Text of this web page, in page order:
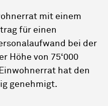
mit einem
für einen
bei der
Höhe von 75‘000
hat den
genehmigt.